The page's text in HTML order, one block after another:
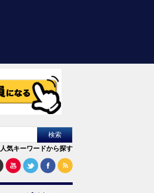
人気キーワードから探す